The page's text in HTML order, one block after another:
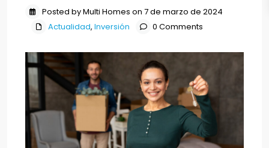
Posted by Multi Homes on 7 de marzo de 2024
Actualidad, Inversión 0 Comments